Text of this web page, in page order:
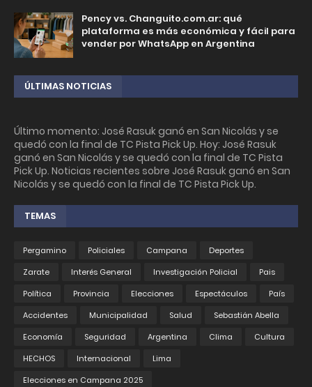
Pency vs. Changuito.com.ar: qué
plataforma es más económica y fácil para
vender por WhatsApp en Argentina
ÚLTIMAS NOTICIAS
Último momento: José Rasuk ganó en San Nicolás y se
quedó con la final de TC Pista Pick Up. Hoy: José Rasuk
ganó en San Nicolás y se quedó con la final de TC Pista
Pick Up. Noticias recientes sobre José Rasuk ganó en San
Nicolás y se quedó con la final de TC Pista Pick Up.
TEMAS
Pergamino Policiales Campana
Deportes
Zarate
Interés General Investigación Policial
Pais
Política
Provincia Elecciones Espectáculos
País
Accidentes
Municipalidad Salud
Sebastián Abella
Economía
Seguridad Argentina Clima
Cultura
HECHOS
Internacional
Lima
Elecciones en Campana 2025